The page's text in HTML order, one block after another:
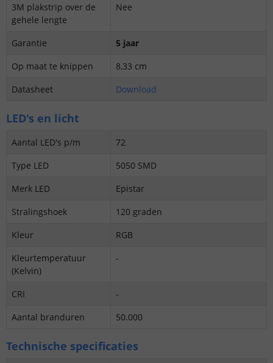
3M plakstrip over de
gehele lengte
Nee
Garantie
5 jaar
Op maat te knippen
8,33 cm
Datasheet
Download
LED's en licht
Aantal LED's p/m
72
Type LED
5050 SMD
Merk LED
Epistar
Stralingshoek
120 graden
Kleur
RGB
Kleurtemperatuur
(Kelvin)
-
CRI
-
Aantal branduren
50.000
Technische specificaties